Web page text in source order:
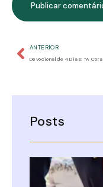
ANTERIOR
Posts